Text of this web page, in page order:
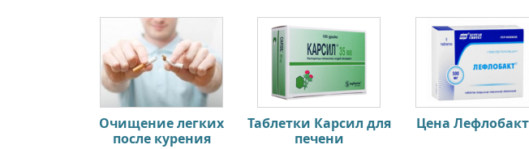
Очищение легких
после курения
Таблетки Карсил для
печени
Цена